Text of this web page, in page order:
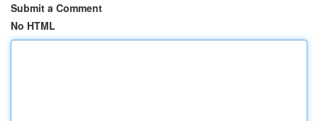
Submit a Comment
No HTML